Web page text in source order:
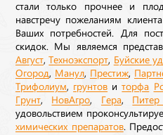
стали только прочнее и
навстречу пожеланиям
Ваших потребностей. Для
скидок. Мы являемся
Август ,Техноэкспорт Буйские
Огород Манул Престиж
Трифолиум грунтов иторфа
Грунт НовАгро Гера,
удовольствием
химических препаратов.